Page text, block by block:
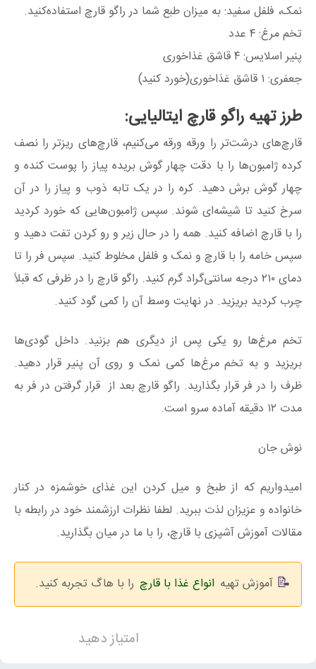
نمک، فلفل سفید: به میزان طبع شما در راگو قارچ استفاده‌کنید.
تخم مرغ: ۴ عدد
پنیر اسلایس: ۴ قاشق غذاخوری
جعفری: ۱ قاشق غذاخوری(خورد کنید)
طرز تهیه راگو قارچ ایتالیایی:
قارچ‌های درشت‌تر را ورقه ورقه می‌کنیم، قارچ‌های ریزتر را نصف
کرده ژامبون‌ها را با دقت چهار گوش بریده پیاز را پوست کنده و
چهار گوش برش دهید. کره را در یک تابه ذوب و پیاز را در آن
سرخ کنید تا شیشه‌ای شوند. سپس ژامبون‌هایی که خورد کردید
را با قارچ اضافه کنید. همه را در حال زیر و رو کردن تفت دهید و
سپس خامه را با قارچ و نمک و فلفل مخلوط کنید. سپس فر را تا
دمای ۲۱۰ درجه سانتی‌گراد گرم کنید. راگو قارچ را در ظرفی که قبلاً
چرب کردید بریزید. در نهایت وسط آن را کمی گود کنید.
تخم مرغ‌ها رو یکی پس از دیگری هم بزنید. داخل گودی‌ها
بریزید و به تخم مرغ‌ها کمی نمک و روی آن پنیر قرار دهید.
ظرف را در فر قرار بگذارید. راگو قارچ بعد از قرار گرفتن در فر به
مدت ۱۲ دقیقه آماده سرو است.
نوش جان
امیدواریم که از طبخ و میل کردن این غذای خوشمزه در کنار
خانواده و عزیزان لذت ببرید. لطفا نظرات ارزشمند خود در رابطه با
مقالات آموزش آشپزی با قارچ، را با ما در میان بگذارید.
آموزش تهیه انواع غذا با قارچ را با هاگ تجربه کنید.
امتیاز دهید